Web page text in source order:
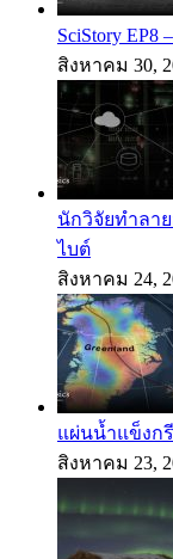
SciStory
สิงหาคม 30,
นักวิจัยทำลา
ไบต์
สิงหาคม 24,
แผ่นน้ำแข็งก
สิงหาคม 23,